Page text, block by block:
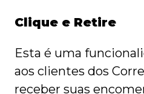
Clique e Retire
Esta é uma
aos clientes dos
receber suas